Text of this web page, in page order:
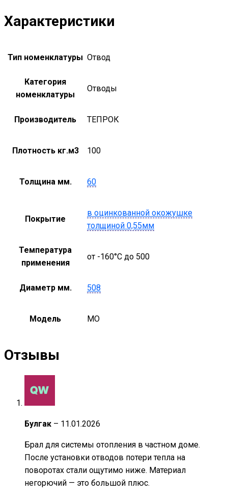
Характеристики
Тип номенклатуры Отвод
Категория
номенклатуры
Отводы
Производитель ТЕПРОК
Плотность кг.м3 100
Толщина мм. 60
Покрытие
в оцинкованной окожушке
толщиной 0,55мм
Температура
применения
от -160°С до 500
Диаметр мм. 508
Модель MO
Отзывы
Булгак – 11.01.2026
Брал для системы отопления в частном доме.
После установки отводов потери тепла на
поворотах стали ощутимо ниже. Материал
негорючий — это большой плюс.